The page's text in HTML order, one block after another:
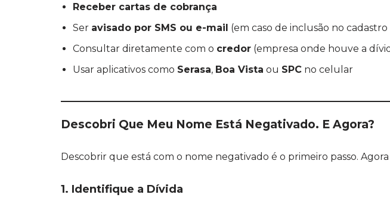
Receber cartas de cobrança
Ser avisado por SMS ou e-mail (em caso de inclusão no
Consultar diretamente com o credor (empresa onde houve a
Usar aplicativos como Serasa, Boa Vista ou SPC no celular
Descobri Que Meu Nome Está Negativado. E Agora?
Descobrir que está com o nome negativado é o primeiro passo. Agora
1. Identifique a Dívida